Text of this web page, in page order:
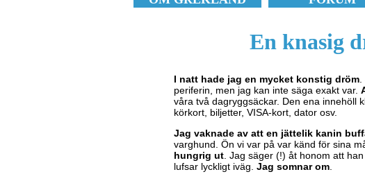
En knasig
I natt hade jag en mycket konstig dröm
periferin, men jag kan inte säga exakt var.
våra två dagryggsäckar. Den ena innehöll
körkort, biljetter, VISA-kort, dator osv.
Jag vaknade av att en jättelik kanin
varghund. Ön vi var på var känd för sina
hungrig ut . Jag säger (!) åt honom att
lufsar lyckligt iväg. Jag somnar om